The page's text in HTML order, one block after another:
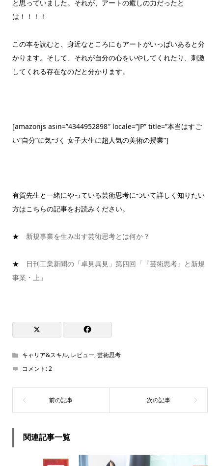
と思っていました。それが、アートの癒しの力だったと
は！！！！
この本を読むと、身近なところにもアートがいっぱいあると分
かります。そして、それが自分の心をいやしてくれたり、刺激
してくれる存在なのだと分かります。
[amazonjs asin=”4344952898″ locale=”JP” title=”本当はすご
い“自分”に気づく 女子大生に超人気の美術の授業”]
有賀先生と一緒にやっている芸術思考について詳しく知りたい
方はこちらの記事をお読みください。
★ 新規事業を生み出す芸術思考とは何か？
★
日刊工業新聞の「卓見異見」第四回「『芸術思考』と新規
事業・上」
キャリア&スキル, レビュー,芸術思考
コメント:2
関連記事一覧